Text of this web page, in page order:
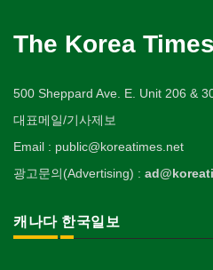
The Korea
500 Sheppard Ave. E. Unit 206 &
대표메일/기사제보
Email : public@koreatimes.net
광고문의(Advertising) :
캐나다 한국일보